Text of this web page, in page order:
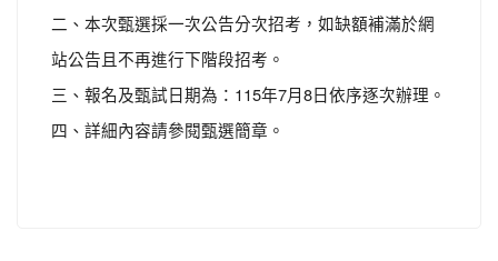
二、本次甄選採一次公告分次招考，如缺額補滿於網
站公告且不再進行下階段招考。
三、報名及甄試日期為：115年7月8日依序逐次辦理。
四、詳細內容請參閱甄選簡章。